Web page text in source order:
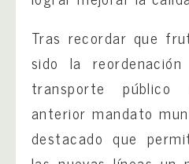
Tras recordar que
sido la
transporte
anterior mandato
destacado que